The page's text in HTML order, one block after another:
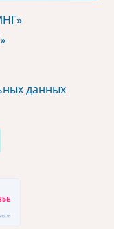
данных